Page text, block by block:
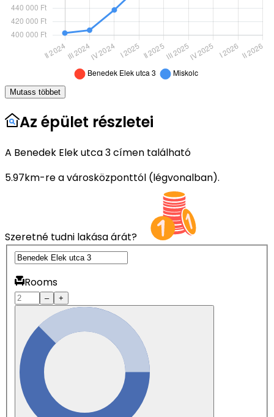
Mutass többet
Az épület részletei
A Benedek Elek utca 3 címen található
5.97km-re a városközponttól (légvonalban).
Szeretné tudni lakása árát?
Rooms
– +